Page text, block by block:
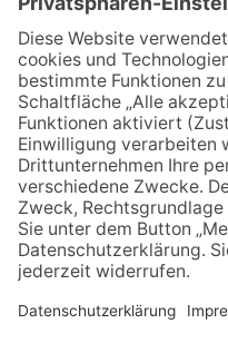
Zurück
Impressum